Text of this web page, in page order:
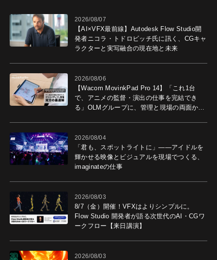
2026/08/07
【AI×VFX最前線】Autodesk Flow Studio開
発者ニコラ・トドロビッチ氏に訊く、CGキャ
ラクターと実写融合の現在地と未来
2026/08/06
【Wacom MovinkPad Pro 14】「これ1台
で、アニメの監督・演出の仕事を完結でき
る」OLMグループに、管理と現場の両面から
2026/08/04
「君も、スポットライトに」――アイドルを
輝かせる映像とビジュアルを現場でつくる、
imaginateの仕事
2026/08/03
8/7（金）開催！VFXはよりシンプルに。
Flow Studio 開発者が語る次世代のAI・CGワ
ークフロー【来日講演】
2026/08/03